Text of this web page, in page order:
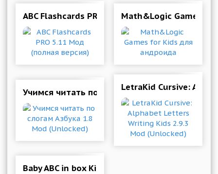
ABC Flashcards PRO 5.11 Мод (полная версия)
Math&Logic Games
Учимся читать по слогам Азбука 1.8 Mod
LetraKid Cursive:
Baby ABC in box Kids alphabet games for